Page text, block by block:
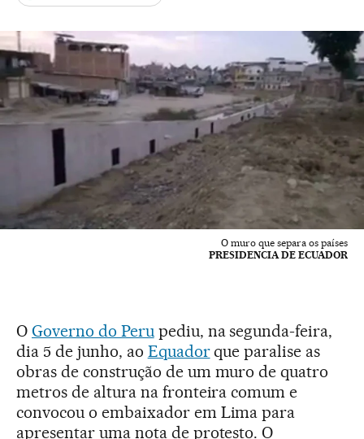
O muro que separa os países
PRESIDENCIA DE ECUADOR
O Governo do Perupediu, na segunda-feira,
dia 5 de junho, ao Equadorque paralise as
obras de construção de um muro de quatro
metros de altura na fronteira comum e
convocou o embaixador em Lima para
apresentar uma nota de protesto. O